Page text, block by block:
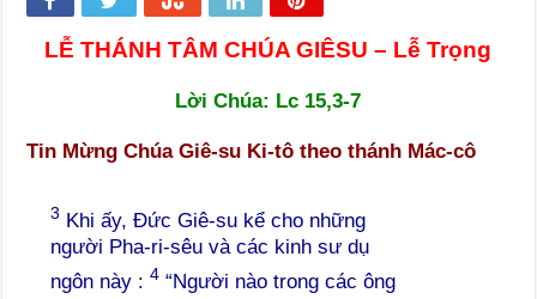
LỄ THÁNH TÂM CHÚA GIÊSU – Lễ Trọng
Lời Chúa: Lc 15,3-7
Tin Mừng Chúa Giê-su Ki-tô theo thánh Mác-cô
3 Khi ấy, Đức Giê-su kể cho những
người Pha-ri-sêu và các kinh sư dụ
ngôn này :4 “Người nào trong các ông